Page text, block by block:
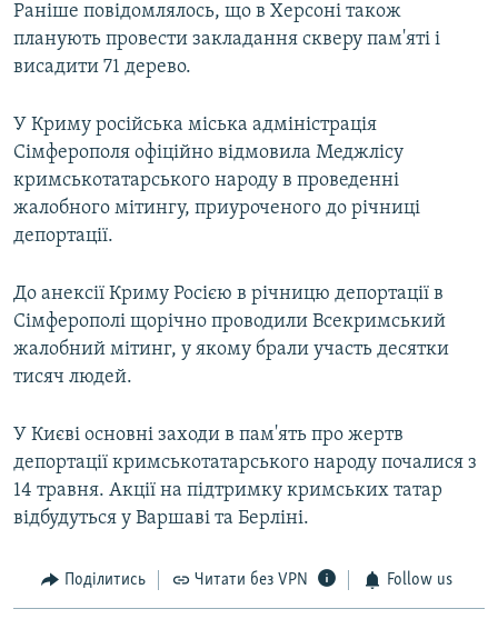
Раніше повідомлялось, що в Херсоні також
планують провести закладання скверу пам'яті і
висадити 71 дерево.
У Криму російська міська адміністрація
Сімферополя офіційно відмовила Меджлісу
кримськотатарського народу в проведенні
жалобного мітингу, приуроченого до річниці
депортації.
До анексії Криму Росією в річницю депортації в
Сімферополі щорічно проводили Всекримський
жалобний мітинг, у якому брали участь десятки
тисяч людей.
У Києві основні заходи в пам'ять про жертв
депортації кримськотатарського народу почалися з
14 травня. Акції на підтримку кримських татар
відбудуться у Варшаві та Берліні.
Поділитись Читати без VPN Follow us